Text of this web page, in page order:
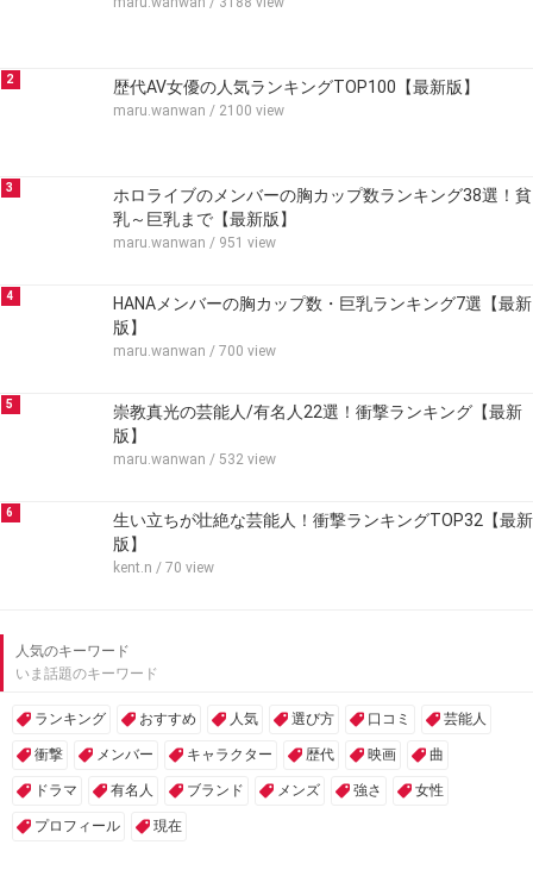
2 歴代AV女優の人気ランキングTOP100【最新版】
maru.wanwan / 2100 view
3
ホロライブのメンバーの胸カップ数ランキング38選！貧
乳～巨乳まで【最新版】
maru.wanwan / 951 view
4
HANAメンバーの胸カップ数・巨乳ランキング7選【最新
版】
maru.wanwan / 700 view
5
崇教真光の芸能人/有名人22選！衝撃ランキング【最新
版】
maru.wanwan / 532 view
6
生い立ちが壮絶な芸能人！衝撃ランキングTOP32【最新
版】
kent.n / 70 view
人気のキーワード
いま話題のキーワード
ランキング おすすめ 人気 選び方 口コミ 芸能人
衝撃 メンバー キャラクター 歴代 映画 曲
ドラマ 有名人 ブランド メンズ 強さ 女性
プロフィール 現在